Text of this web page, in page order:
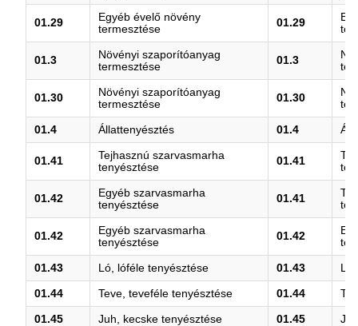
01.29
Egyéb évelő növény
termesztése
01.29
01.3
Növényi szaporítóanyag
termesztése
01.3
01.30
Növényi szaporítóanyag
termesztése
01.30
01.4 Állattenyésztés 01.4
01.41
Tejhasznú szarvasmarha
tenyésztése
01.41
01.42
Egyéb szarvasmarha
tenyésztése
01.41
01.42
Egyéb szarvasmarha
tenyésztése
01.42
01.43 Ló, lóféle tenyésztése 01.43
01.44 Teve, teveféle tenyésztése 01.44
01.45 Juh, kecske tenyésztése 01.45